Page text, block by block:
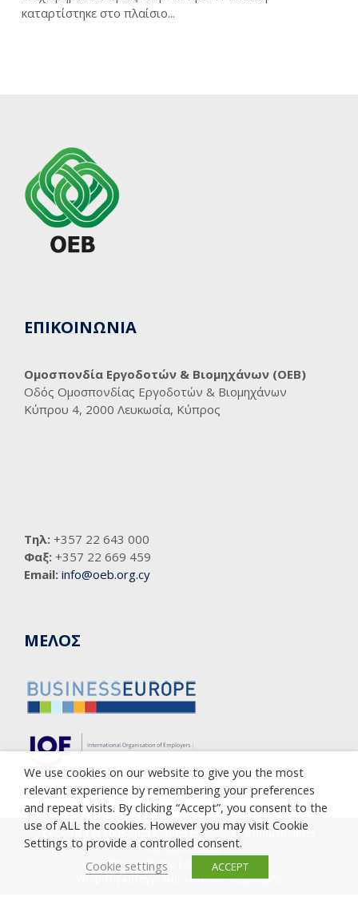
καταρτίστηκε στο πλαίσιο...
ΕΠΙΚΟΙΝΩΝΙΑ
Ομοσπονδία Εργοδοτών & Βιομηχάνων (ΟΕΒ)
Οδός Ομοσπονδίας Εργοδοτών & Βιομηχάνων
Κύπρου 4, 2000 Λευκωσία, Κύπρος
Τηλ: +357 22 643 000
Φαξ: +357 22 669 459
Email: info@oeb.org.cy
ΜΕΛΟΣ
Copyright © 2005-2023 Cyprus Employers & Industrialists
Federation (OEB)
Privacy Policy
Cookie Policy
Υποβολή καταγγελίας κατά της διαφθοράς
We use cookies on our website to give you the most
relevant experience by remembering your preferences
and repeat visits. By clicking “Accept”, you consent to the
use of ALL the cookies. However you may visit Cookie
Settings to provide a controlled consent.
Cookie settings
ACCEPT